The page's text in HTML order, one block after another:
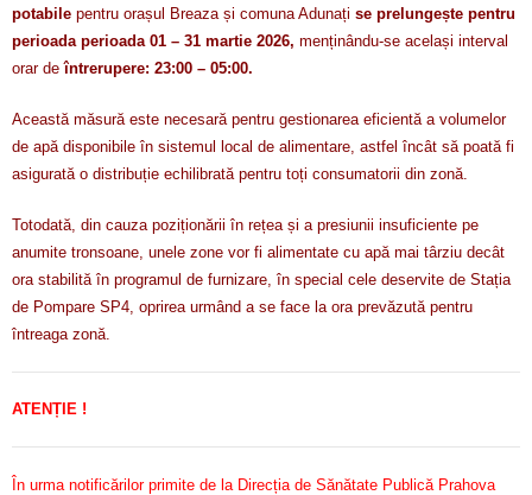
potabile pentru orașul Breaza și comuna Adunați se prelungește pentru
perioada perioada 01 – 31 martie 2026, menținându-se același interval
orar deîntrerupere: 23:00 – 05:00.
Această măsură este necesară pentru gestionarea eficientă a volumelor
de apă disponibile în sistemul local de alimentare, astfel încât să poată fi
asigurată o distribuție echilibrată pentru toți consumatorii din zonă.
Totodată, din cauza poziționării în rețea și a presiunii insuficiente pe
anumite tronsoane, unele zone vor fi alimentate cu apă mai târziu decât
ora stabilită în programul de furnizare, în special cele deservite de Stația
de Pompare SP4, oprirea urmând a se face la ora prevăzută pentru
întreaga zonă.
ATENȚIE !
În urma notificărilor primite de la Direcția de Sănătate Publică Prahova